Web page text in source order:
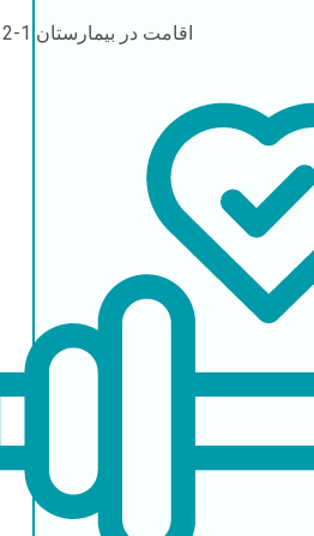
اقامت در بیمارستان 1-2 روز